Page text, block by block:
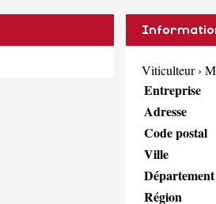
Viticulteur›
Entreprise
Adresse
Code postal
Ville
Département
Région